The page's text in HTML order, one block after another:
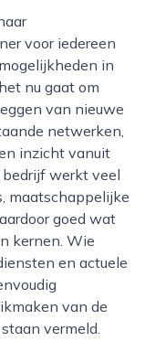
voor iedereen
in
nu gaat om
van nieuwe
netwerken,
inzicht vanuit
werkt veel
maatschappelijke
goed wat
kernen. Wie
en actuele
van de
vermeld.